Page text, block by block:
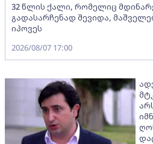
32 წლის ქალი, რომელიც
გადასარჩენად შევიდა,
იპოვეს
2026/08/07 17:00